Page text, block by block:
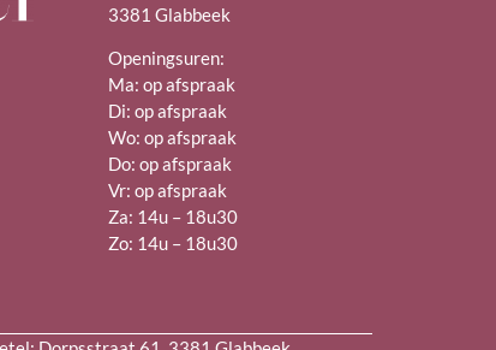
3381 Glabbeek
Openingsuren:
Ma: op afspraak
Di: op afspraak
Wo: op afspraak
Do: op afspraak
Vr: op afspraak
Za: 14u – 18u30
Zo: 14u – 18u30